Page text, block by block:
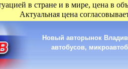
в стране и в мире, цена в
Актуальная цена
Новый авторынок
автобусов,